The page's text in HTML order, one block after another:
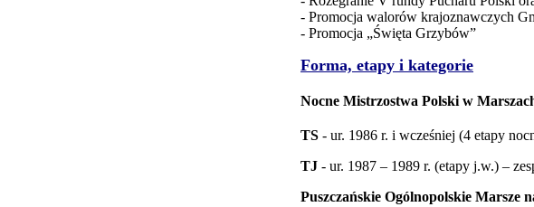
- Promocja walorów krajoznawczych
- Promocja „Święta Grzybów”
Forma, etapy i kategorie
Nocne Mistrzostwa Polski w
TS - ur. 1986 r. i wcześniej (4 etapy
TJ - ur. 1987 – 1989 r. (etapy j.w.) –
Puszczańskie Ogólnopolskie Marsze